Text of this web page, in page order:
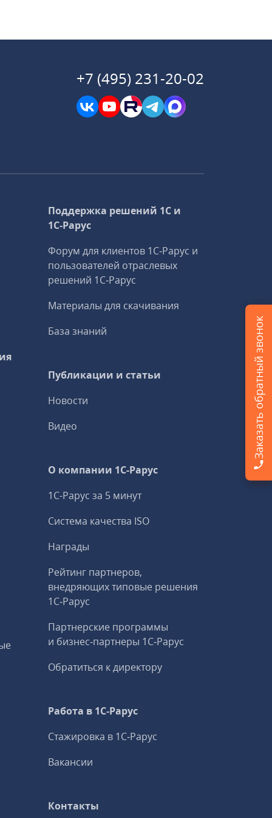
+7 (495) 231-20-02
Поддержка решений 1С и
1С‑Рарус
Форум для клиентов 1С‑Рарус и
пользователей отраслевых
решений 1С‑Рарус
Материалы для скачивания
База знаний
Публикации и статьи
Новости
Видео
О компании 1C-Рарус
1С-Рарус за 5 минут
Система качества ISO
Награды
Рейтинг партнеров,
внедряющих типовые решения
1С‑Рарус
Партнерские программы
и бизнес‑партнеры 1С‑Рарус
Обратиться к директору
Работа в 1С‑Рарус
Стажировка в 1С‑Рарус
Вакансии
Контакты
Заказать обратный звонок